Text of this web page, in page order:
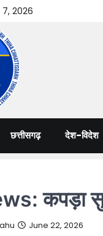
2026
छत्तीसगढ़ देश-विदेश
कपड़ा
June 22, 2026